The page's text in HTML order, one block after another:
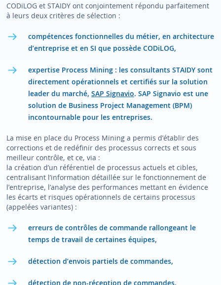
CODiLOG et STAIDY ont conjointement répondu parfaitement
à leurs deux critères de sélection :
compétences fonctionnelles du métier, en architecture
d’entreprise et en SI que possède CODiLOG,
expertise Process Mining : les consultants STAIDY sont
directement opérationnels et certifiés sur la solution
leader du marché, SAP Signavio. SAP Signavio est une
solution de Business Project Management (BPM)
incontournable pour les entreprises.
La mise en place du Process Mining a permis d’établir des
corrections et de redéfinir des processus corrects et sous
meilleur contrôle, et ce, via :
la création d’un référentiel de processus actuels et cibles,
centralisant l’information détaillée sur le fonctionnement de
l’entreprise, l’analyse des performances mettant en évidence
les écarts et risques opérationnels de certains processus
(appelées variantes) :
erreurs de contrôles de commande rallongeant le
temps de travail de certaines équipes,
détection d’envois partiels de commandes,
détection de non-réception de commandes,